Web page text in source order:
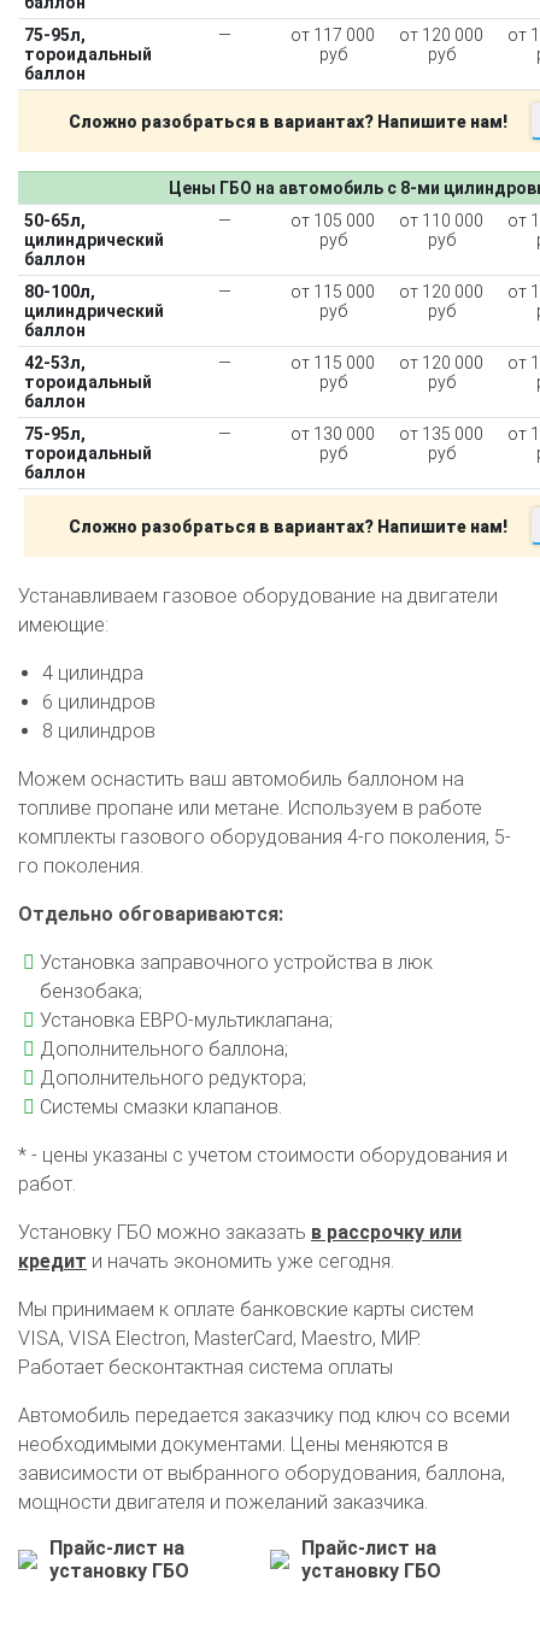
О автосервисе
Отзывы клиентов
Установка ГБО за 6 часов
75-95л,
тороидальный
баллон
—
от 117 000
руб
от 120 000
руб
от
Сложно разобраться в вариантах? Напишите нам!
Цены ГБО на автомобиль с 8-ми
50-65л,
цилиндрический
баллон
—
от 105 000
руб
от 110 000
руб
от
80-100л,
цилиндрический
баллон
—
от 115 000
руб
от 120 000
руб
от
42-53л,
тороидальный
баллон
—
от 115 000
руб
от 120 000
руб
от
75-95л,
тороидальный
баллон
—
от 130 000
руб
от 135 000
руб
от
Сложно разобраться в вариантах? Напишите нам!
Устанавливаем газовое оборудование на двигатели
имеющие:
4 цилиндра
6 цилиндров
8 цилиндров
Можем оснастить ваш автомобиль баллоном на
топливе пропане или метане. Используем в работе
комплекты газового оборудования 4-го поколения, 5-
го поколения.
Отдельно обговариваются:
Установка заправочного устройства в люк
бензобака;
Установка ЕВРО-мультиклапана;
Дополнительного баллона;
Дополнительного редуктора;
Системы смазки клапанов.
* - цены указаны с учетом стоимости оборудования и
работ.
Установку ГБО можно заказать в рассрочку или
кредит и начать экономить уже сегодня.
Мы принимаем к оплате банковские карты систем
VISA, VISA Electron, MasterCard, Maestro, МИР.
Работает бесконтактная система оплаты
Автомобиль передается заказчику под ключ со всеми
необходимыми документами. Цены меняются в
зависимости от выбранного оборудования, баллона,
мощности двигателя и пожеланий заказчика.
Прайс-лист на
установку ГБО
Прайс-лист на
установку ГБО